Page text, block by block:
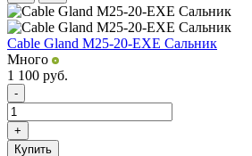
Cable Gland M25-20-EXE Сальник
Много
1 100 руб.
-
+
Купить